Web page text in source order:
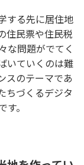
する先に居住地
住民票や住民税
な問題がでてく
いていくのは難
スのテーマであ
ちづくるデジタ
。